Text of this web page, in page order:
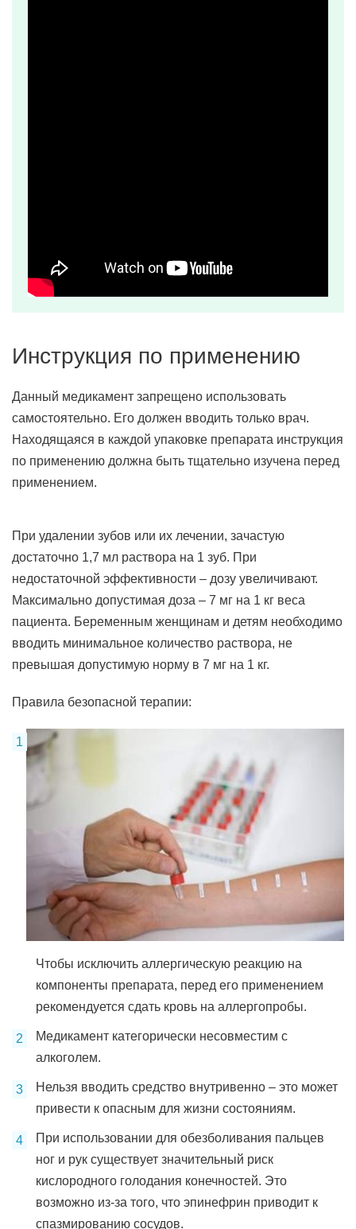
Инструкция по применению
Данный медикамент запрещено использовать
самостоятельно. Его должен вводить только врач.
Находящаяся в каждой упаковке препарата инструкция
по применению должна быть тщательно изучена перед
применением.
При удалении зубов или их лечении, зачастую
достаточно 1,7 мл раствора на 1 зуб. При
недостаточной эффективности – дозу увеличивают.
Максимально допустимая доза – 7 мг на 1 кг веса
пациента. Беременным женщинам и детям необходимо
вводить минимальное количество раствора, не
превышая допустимую норму в 7 мг на 1 кг.
Правила безопасной терапии:
Чтобы исключить аллергическую реакцию на
компоненты препарата, перед его применением
рекомендуется сдать кровь на аллергопробы.
Медикамент категорически несовместим с
алкоголем.
Нельзя вводить средство внутривенно – это может
привести к опасным для жизни состояниям.
При использовании для обезболивания пальцев
ног и рук существует значительный риск
кислородного голодания конечностей. Это
возможно из-за того, что эпинефрин приводит к
спазмированию сосудов.